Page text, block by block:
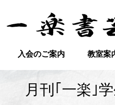
入会のご案内 教室案
月刊｢一楽｣